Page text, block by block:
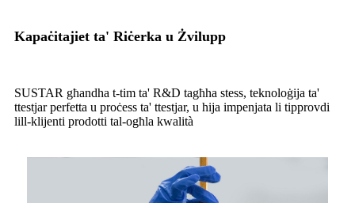
Kapaċitajiet ta' Riċerka u Żvilupp
SUSTAR għandha t-tim ta' R&D tagħha stess, teknoloġija ta'
ttestjar perfetta u proċess ta' ttestjar, u hija impenjata li tipprovdi
lill-klijenti prodotti tal-ogħla kwalità